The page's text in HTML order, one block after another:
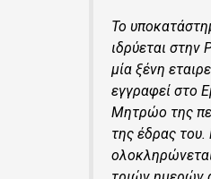
Το
ιδρύεται στην
μία ξένη
εγγραφεί στο
Μητρώο της
της έδρας